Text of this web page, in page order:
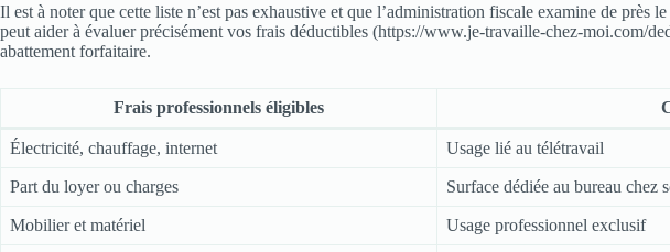
Il est à noter que cette liste n’est pas exhaustive et que l’administration fiscale examine de
peut aider à évaluer précisément vos frais déductibles (https://www.je-travaille-chez-moi.com/
abattement forfaitaire.
Frais professionnels éligibles
Électricité, chauffage, internet Usage lié au télétravail
Part du loyer ou charges Surface dédiée au bureau chez
Mobilier et matériel Usage professionnel exclusif